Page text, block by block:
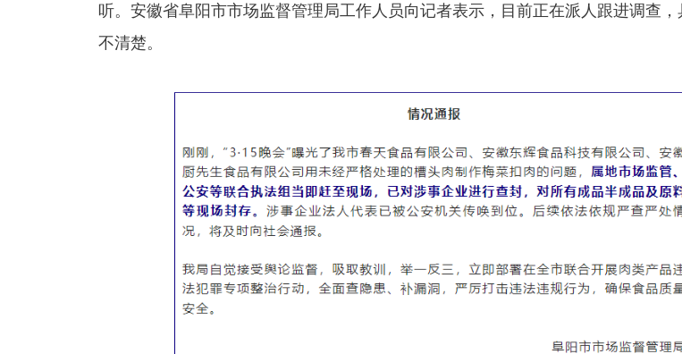
听。安徽省阜阳市市场监督管理局工作人员向记者表示，目前正在派人跟进调查，
不清楚。